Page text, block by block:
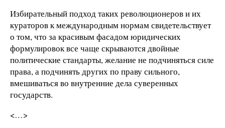
Избирательный подход таких революционеров и их
кураторов к международным нормам свидетельствует
о том, что за красивым фасадом юридических
формулировок все чаще скрываются двойные
политические стандарты, желание не подчиняться силе
права, а подчинять других по праву сильного,
вмешиваться во внутренние дела суверенных
государств.
<…>